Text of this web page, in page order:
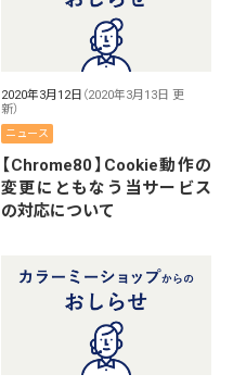
2020年3月12日 （2020年3月13日 更
新）
ニュース
【Chrome80】Cookie動作の
変更にともなう当サービス
の対応について